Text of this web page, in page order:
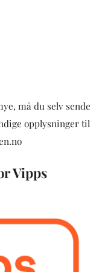
må du selv sende
opplysninger til
Vipps